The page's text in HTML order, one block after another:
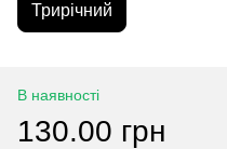
Трирічний
В наявності
130.00 грн